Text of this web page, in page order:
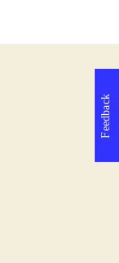
Feedback